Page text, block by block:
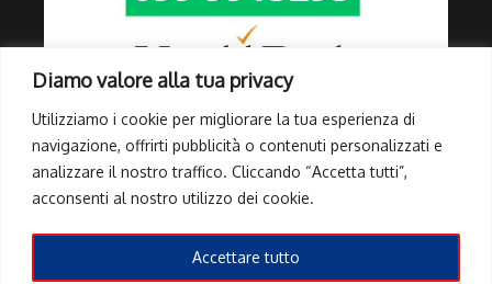
Diamo valore alla tua privacy
Utilizziamo i cookie per migliorare la tua esperienza di
navigazione, offrirti pubblicità o contenuti personalizzati e
analizzare il nostro traffico. Cliccando “Accetta tutti”,
acconsenti al nostro utilizzo dei cookie.
Accettare tutto
Link Utili